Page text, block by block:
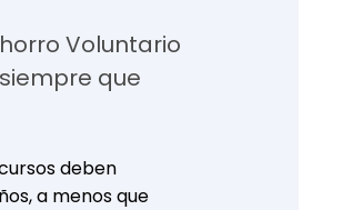
Voluntario
que
deben
a menos que